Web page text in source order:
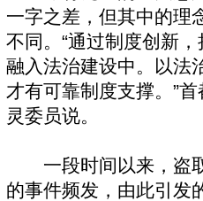
一字之差，但其中的理
不同。“通过制度创新
融入法治建设中。以法
才有可靠制度支撑。”
灵委员说。
一段时间以来，盗
的事件频发，由此引发